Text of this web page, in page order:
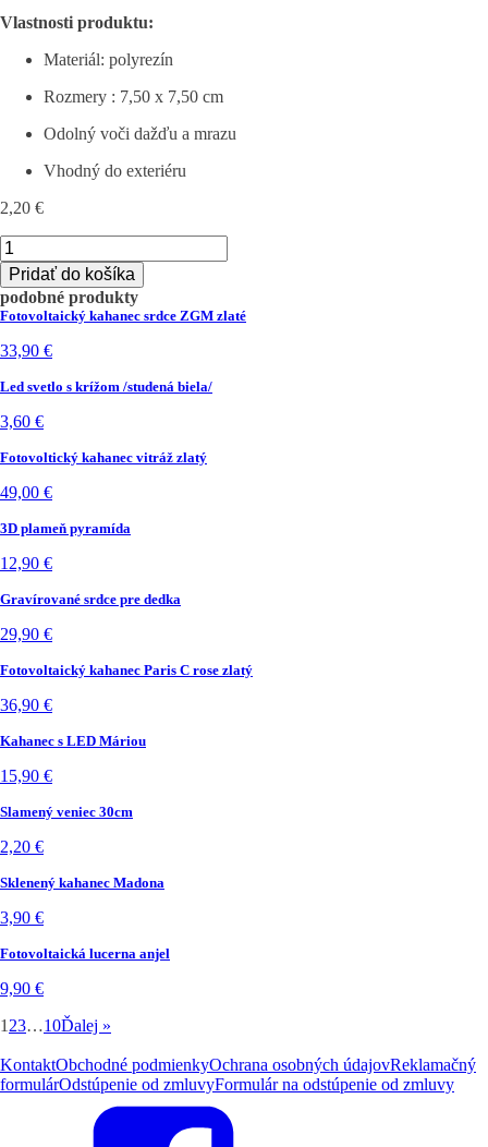
Vlastnosti produktu:
Materiál: polyrezín
Rozmery : 7,50 x 7,50 cm
Odolný voči dažďu a mrazu
Vhodný do exteriéru
2,20 €
množstvo
Spomienkové
srdiečko
-
Chýbaš
nám
Pridať do košíka
podobné produkty
Fotovoltaický kahanec srdce ZGM zlaté
33,90 €
Led svetlo s krížom /studená biela/
3,60 €
Fotovoltický kahanec vitráž zlatý
49,00 €
3D plameň pyramída
12,90 €
Gravírované srdce pre dedka
29,90 €
Fotovoltaický kahanec Paris C rose zlatý
36,90 €
Kahanec s LED Máriou
15,90 €
Slamený veniec 30cm
2,20 €
Sklenený kahanec Madona
3,90 €
Fotovoltaická lucerna anjel
9,90 €
1 23…10Ďalej »
KontaktObchodné podmienkyOchrana osobných údajovReklamačný
formulárOdstúpenie od zmluvyFormulár na odstúpenie od zmluvy